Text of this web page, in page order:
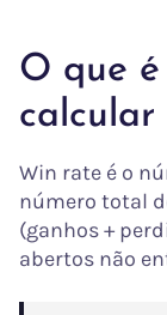
O que
calcular
Win rate é o
número total
(ganhos +
abertos não